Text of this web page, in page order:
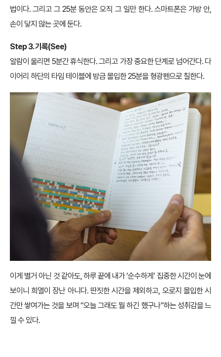
법이다. 그리고 그 25분 동안은 오직 그 일만 한다. 스마트폰은 가방 안,
손이 닿지 않는 곳에 둔다.
Step 3. 기록(See)
알람이 울리면 5분간 휴식한다. 그리고 가장 중요한 단계로 넘어간다. 다
이어리 하단의 타임 테이블에 방금 몰입한 25분을 형광펜으로 칠한다.
이게 별거 아닌 것 같아도, 하루 끝에 내가 ‘순수하게’ 집중한 시간이 눈에
보이니 희열이 장난 아니다. 딴짓한 시간을 제외하고, 오로지 몰입한 시
간만 쌓여가는 것을 보며 “오늘 그래도 뭘 하긴 했구나”하는 성취감을 느
낄 수 있다.